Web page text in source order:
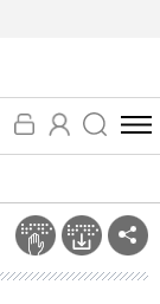
전
체
뉴
보
기